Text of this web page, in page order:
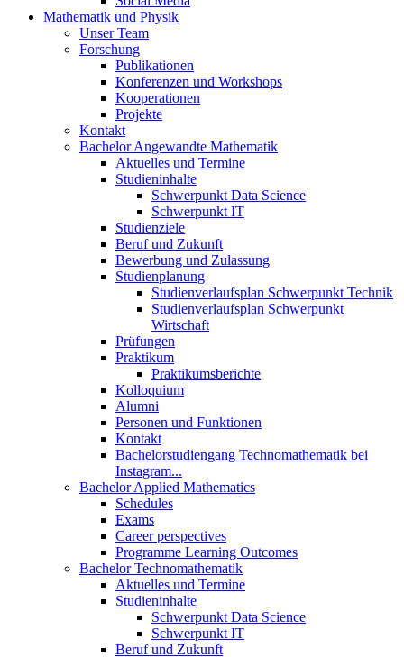
Mathematik und Physik
Unser Team
Forschung
Publikationen
Konferenzen und Workshops
Kooperationen
Projekte
Kontakt
Bachelor Angewandte Mathematik
Aktuelles und Termine
Studieninhalte
Schwerpunkt Data Science
Schwerpunkt IT
Studienziele
Beruf und Zukunft
Bewerbung und Zulassung
Studienplanung
Studienverlaufsplan Schwerpunkt Technik
Studienverlaufsplan Schwerpunkt
Wirtschaft
Prüfungen
Praktikum
Praktikumsberichte
Kolloquium
Alumni
Personen und Funktionen
Kontakt
Bachelorstudiengang Technomathematik bei
Instagram...
Bachelor Applied Mathematics
Schedules
Exams
Career perspectives
Programme Learning Outcomes
Bachelor Technomathematik
Aktuelles und Termine
Studieninhalte
Schwerpunkt Data Science
Schwerpunkt IT
Beruf und Zukunft